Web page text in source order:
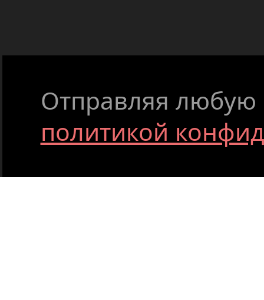
Отправляя любую
политикой